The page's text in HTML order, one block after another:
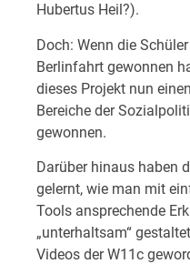
Hubertus Heil?).
Doch: Wenn die
Berlinfahrt gewonnen
dieses Projekt nun
Bereiche der
gewonnen.
Darüber hinaus haben
gelernt, wie man mit
Tools ansprechende
„unterhaltsam“
Videos der W11c